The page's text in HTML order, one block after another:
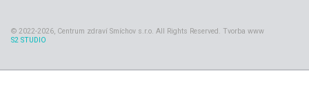
© 2022-2026, Centrum zdraví Smíchov s.r.o. All Rights Reserved. Tvorba www
S2 STUDIO